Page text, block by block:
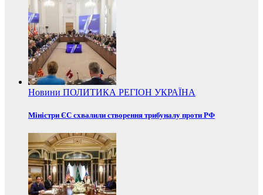
Новини ПОЛИТИКА РЕГІОН УКРАЇНА
Міністри ЄС схвалили створення трибуналу проти РФ